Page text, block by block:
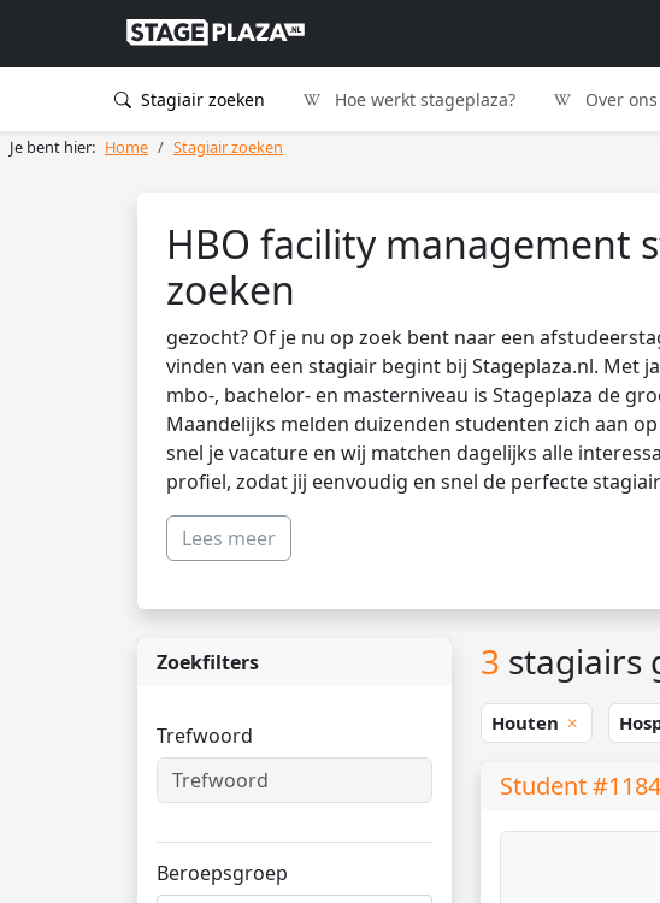
Stagiair zoeken Hoe werkt stageplaza? Over ons
Je bent hier: Home Stagiair zoeken
HBO facility management
zoeken
gezocht? Of je nu op zoek bent naar een
vinden van een stagiair begint bij Stageplaza.nl. Met
mbo-, bachelor- en masterniveau is Stageplaza de
Maandelijks melden duizenden studenten zich aan
snel je vacature en wij matchen dagelijks alle
profiel, zodat jij eenvoudig en snel de perfecte
Lees meer
Zoekfilters
Trefwoord
Beroepsgroep
3 stagiairs
Houten
Student